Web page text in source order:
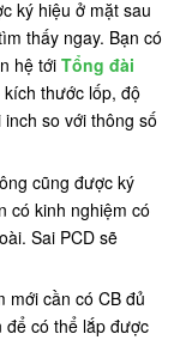
ký hiệu ở mặt sau
thấy ngay. Bạn có
hệ tới Tổng đài
thước lốp, độ
so với thông số
cũng được ký
có kinh nghiệm có
Sai PCD sẽ
mới cần có CB đủ
để có thể lắp được